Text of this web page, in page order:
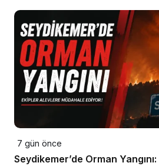
7 gün önce
Seydikemer’de Orman